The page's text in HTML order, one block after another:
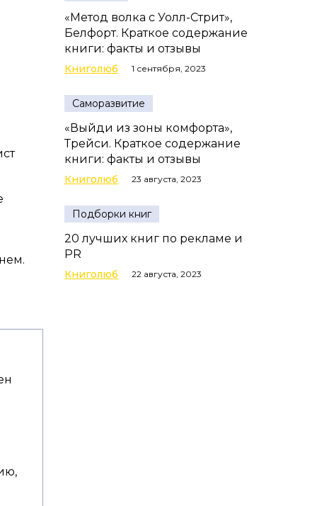
«Метод волка с Уолл-Стрит»,
Белфорт. Краткое содержание
книги: факты и отзывы
Книголюб 1 сентября, 2023
Саморазвитие
«Выйди из зоны комфорта»,
Трейси. Краткое содержание
книги: факты и отзывы
Книголюб 23 августа, 2023
Подборки книг
20 лучших книг по рекламе и
PR
Книголюб 22 августа, 2023